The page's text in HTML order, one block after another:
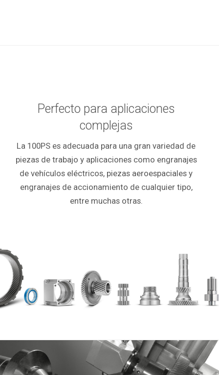
Perfecto para aplicaciones
complejas
La 100PS es adecuada para una gran variedad de
piezas de trabajo y aplicaciones como engranajes
de vehículos eléctricos, piezas aeroespaciales y
engranajes de accionamiento de cualquier tipo,
entre muchas otras.